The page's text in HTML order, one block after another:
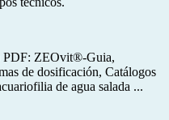
PDF: ZEOvit®-Guia,
de dosificación, Catálogos
de agua salada ...